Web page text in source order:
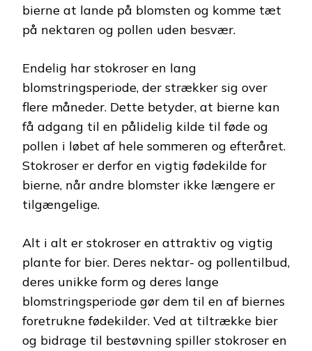
bierne at lande på blomsten og komme tæt
på nektaren og pollen uden besvær.
Endelig har stokroser en lang
blomstringsperiode, der strækker sig over
flere måneder. Dette betyder, at bierne kan
få adgang til en pålidelig kilde til føde og
pollen i løbet af hele sommeren og efteråret.
Stokroser er derfor en vigtig fødekilde for
bierne, når andre blomster ikke længere er
tilgængelige.
Alt i alt er stokroser en attraktiv og vigtig
plante for bier. Deres nektar- og pollentilbud,
deres unikke form og deres lange
blomstringsperiode gør dem til en af ​​biernes
foretrukne fødekilder. Ved at tiltrække bier
og bidrage til bestøvning spiller stokroser en